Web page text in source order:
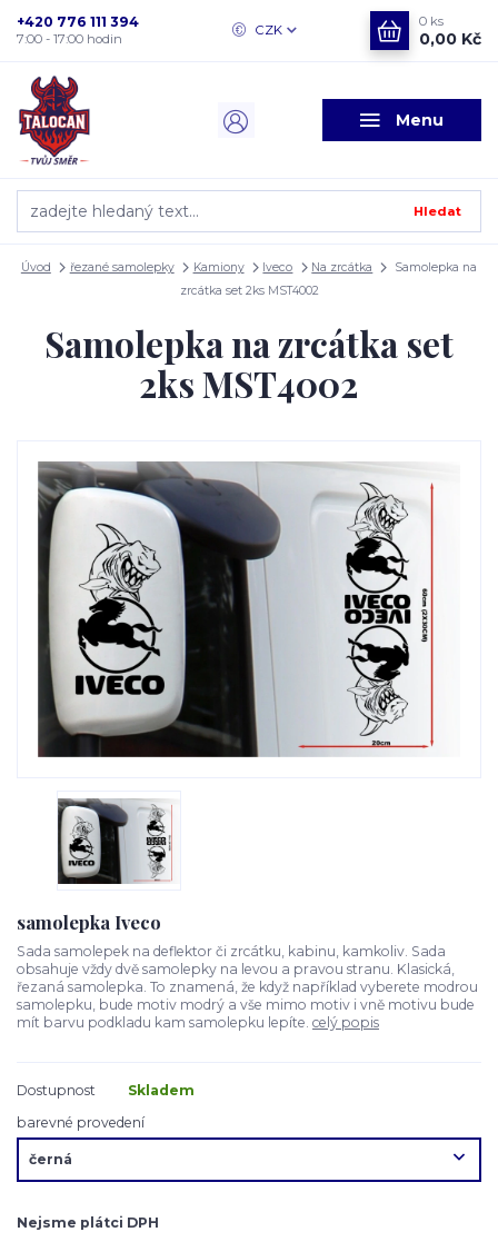
Menu
CZK
Hledat
+420 776 111 394
7:00 - 17:00 hodin
0 ks
0,00 Kč
Úvod řezané samolepky Kamiony Iveco Na zrcátka
Samolepka na
zrcátka set 2ks MST4002
Samolepka na zrcátka set
2ks MST4002
samolepka Iveco
Sada samolepek na deflektor či zrcátku, kabinu, kamkoliv. Sada
obsahuje vždy dvě samolepky na levou a pravou stranu. Klasická,
řezaná samolepka. To znamená, že když například vyberete modrou
samolepku, bude motiv modrý a vše mimo motiv i vně motivu bude
mít barvu podkladu kam samolepku lepíte. celý popis
Dostupnost
Skladem
barevné provedení
Nejsme plátci DPH